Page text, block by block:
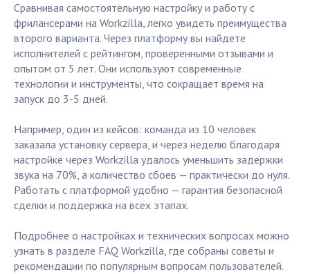
Сравнивая самостоятельную настройку и работу с
фрилансерами на Workzilla, легко увидеть преимущества
второго варианта. Через платформу вы найдете
исполнителей с рейтингом, проверенными отзывами и
опытом от 5 лет. Они используют современные
технологии и инструменты, что сокращает время на
запуск до 3-5 дней.
Например, один из кейсов: команда из 10 человек
заказала установку сервера, и через неделю благодаря
настройке через Workzilla удалось уменьшить задержки
звука на 70%, а количество сбоев — практически до нуля.
Работать с платформой удобно — гарантия безопасной
сделки и поддержка на всех этапах.
Подробнее о настройках и технических вопросах можно
узнать в разделе FAQ Workzilla, где собраны советы и
рекомендации по популярным вопросам пользователей.